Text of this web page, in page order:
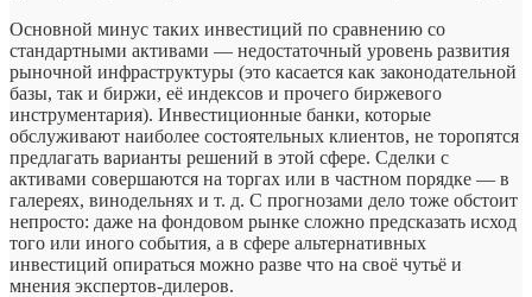
Основной минус таких инвестиций по сравнению со
стандартными активами — недостаточный уровень развития
рыночной инфраструктуры (это касается как законодательной
базы, так и биржи, её индексов и прочего биржевого
инструментария). Инвестиционные банки, которые
обслуживают наиболее состоятельных клиентов, не торопятся
предлагать варианты решений в этой сфере. Сделки с
активами совершаются на торгах или в частном порядке — в
галереях, винодельнях и т. д. С прогнозами дело тоже обстоит
непросто: даже на фондовом рынке сложно предсказать исход
того или иного события, а в сфере альтернативных
инвестиций опираться можно разве что на своё чутьё и
мнения экспертов-дилеров.